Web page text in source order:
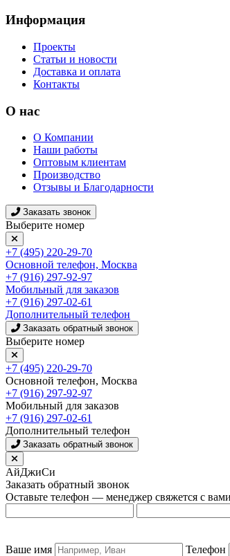
Информация
Проекты
Статьи и новости
Доставка и оплата
Контакты
О нас
О Компании
Наши работы
Оптовым клиентам
Производство
Отзывы и Благодарности
Заказать звонок
Выберите номер
+7 (495) 220-29-70
Основной телефон, Москва
+7 (916) 297-92-97
Мобильный для заказов
+7 (916) 297-02-61
Дополнительный телефон
Заказать обратный звонок
Выберите номер
+7 (495) 220-29-70
Основной телефон, Москва
+7 (916) 297-92-97
Мобильный для заказов
+7 (916) 297-02-61
Дополнительный телефон
Заказать обратный звонок
АйДжиСи
Заказать обратный звонок
Оставьте телефон — менеджер свяжется с
Ваше имя Телефон